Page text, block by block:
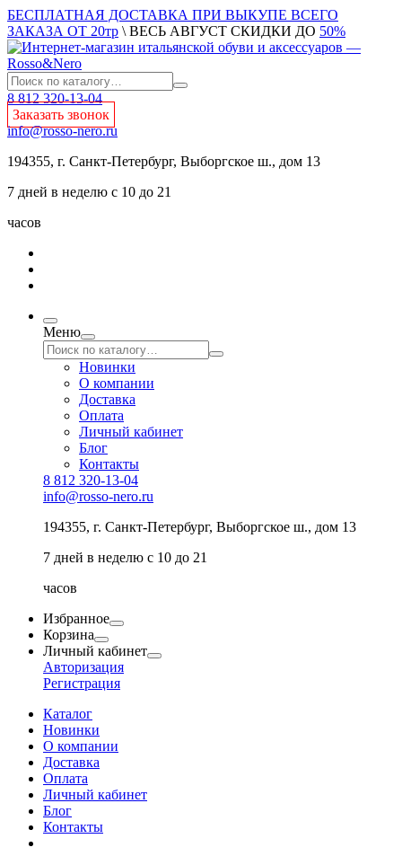
БЕСПЛАТНАЯ ДОСТАВКА ПРИ ВЫКУПЕ ВСЕГО
ЗАКАЗА ОТ 20тр \ ВЕСЬ АВГУСТ СКИДКИ ДО 50%
8 812 320-13-04
Заказать звонок
info@rosso-nero.ru
194355, г. Санкт-Петербург, Выборгское ш., дом 13
7 дней в неделю с 10 до 21
часов
Меню
Новинки
О компании
Доставка
Оплата
Личный кабинет
Блог
Контакты
8 812 320-13-04
info@rosso-nero.ru
194355, г. Санкт-Петербург, Выборгское ш., дом 13
7 дней в неделю с 10 до 21
часов
Избранное
Корзина
Личный кабинет
Авторизация
Регистрация
Каталог
Новинки
О компании
Доставка
Оплата
Личный кабинет
Блог
Контакты